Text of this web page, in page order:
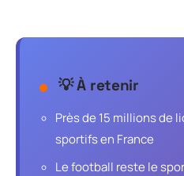
💡 À retenir
Près de 15 millions de
sportifs en France
Le football reste le